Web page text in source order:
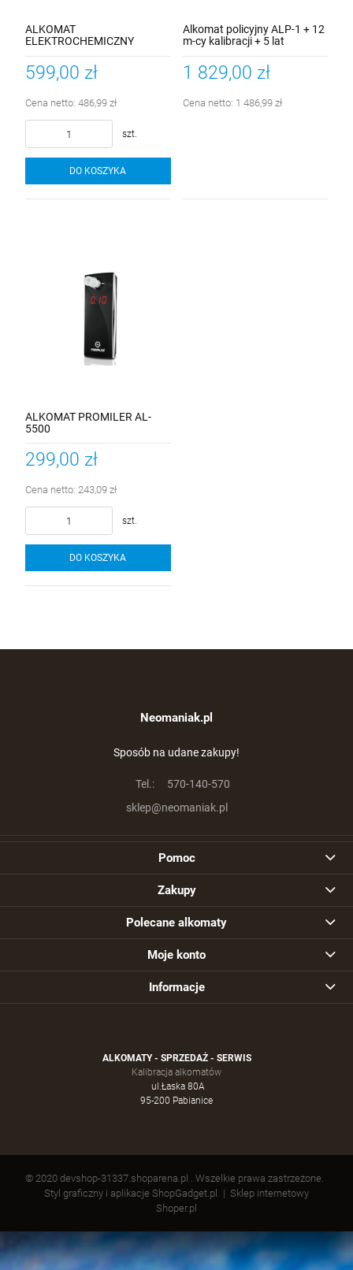
ALKOMAT
ELEKTROCHEMICZNY
PROMILER AL-9000 LITE
599,00 zł
Cena netto: 486,99 zł
szt.
DO KOSZYKA
Alkomat policyjny ALP-1 + 12
m-cy kalibracji + 5 lat
gwarancji + 500szt. ustników
rurkowych
1 829,00 zł
Cena netto: 1 486,99 zł
ALKOMAT PROMILER AL-
5500
299,00 zł
Cena netto: 243,09 zł
szt.
DO KOSZYKA
Neomaniak.pl
Sposób na udane zakupy!
Tel.:
570-140-570
sklep@neomaniak.pl
Pomoc
Zakupy
Polecane alkomaty
Moje konto
Informacje
ALKOMATY - SPRZEDAŻ - SERWIS
Kalibracja alkomatów
ul.Łaska 80A
95-200 Pabianice
© 2020 devshop-31337.shoparena.pl . Wszelkie prawa zastrzeżone.
Styl graficzny i aplikacje ShopGadget.pl
Sklep internetowy
Shoper.pl